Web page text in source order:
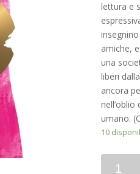
lettura e
amiche,
una
liberi
ancora
umano.
10